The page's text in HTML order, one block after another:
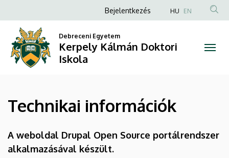
információk
Kerpely
Kálmán
Doktori
Iskola
a
tartalomra
Anonim
fiók
menüje
Bejelentkezés HU EN
Debreceni Egyetem
Kerpely Kálmán Doktori
Iskola
Technikai információk
A weboldal Drupal Open Source portálrendszer
alkalmazásával készült.